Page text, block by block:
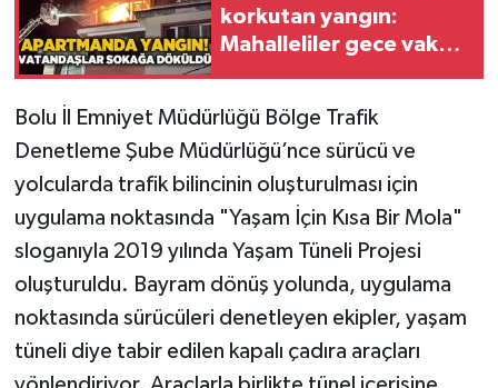
korkutan yangın:
Mahalleliler gece vakti
Bolu İl Emniyet Müdürlüğü Bölge Trafik
Denetleme Şube Müdürlüğü’nce sürücü ve
yolcularda trafik bilincinin oluşturulması için
uygulama noktasında "Yaşam İçin Kısa Bir Mola"
sloganıyla 2019 yılında Yaşam Tüneli Projesi
oluşturuldu. Bayram dönüş yolunda, uygulama
noktasında sürücüleri denetleyen ekipler, yaşam
tüneli diye tabir edilen kapalı çadıra araçları
Gökçebey
GÜNDEM
Kilimli
Kültür - Sanat